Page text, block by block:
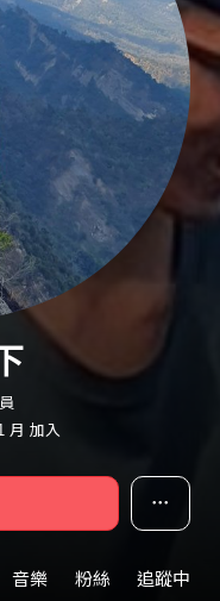
月 加入
音樂 粉絲 追蹤中